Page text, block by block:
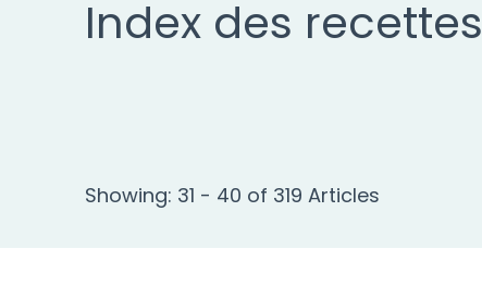
Index des recettes
Showing: 31 - 40 of 319 Articles